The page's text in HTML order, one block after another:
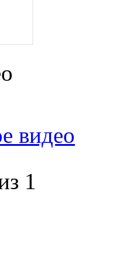
видео
1